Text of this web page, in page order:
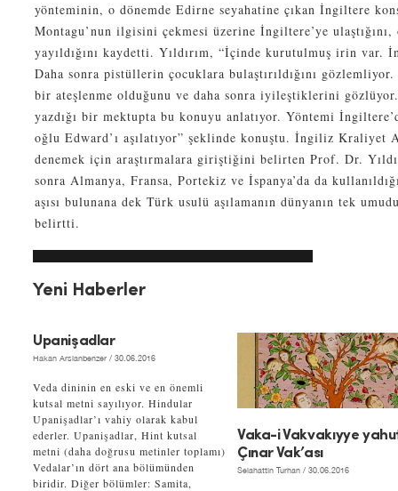
yönteminin, o dönemde Edirne seyahatine çıkan İngiltere
Montagu’nun ilgisini çekmesi üzerine İngiltere’ye ulaştığını,
yayıldığını kaydetti. Yıldırım, “İçinde kurutulmuş irin
Daha sonra pistüllerin çocuklara bulaştırıldığını
bir ateşlenme olduğunu ve daha sonra iyileştiklerini
yazdığı bir mektupta bu konuyu anlatıyor. Yöntemi
oğlu Edward’ı aşılatıyor” şeklinde konuştu. İngiliz Kraliyet
denemek için araştırmalara giriştiğini belirten Prof. Dr.
sonra Almanya, Fransa, Portekiz ve İspanya’da da
aşısı bulunana dek Türk usulü aşılamanın dünyanın tek
belirtti.
Yeni Haberler
Upanişadlar
Hakan Arslanbenzer / 30.06.2016
Veda dininin en eski ve en önemli
kutsal metni sayılıyor. Hindular
Upanişadlar’ı vahiy olarak kabul
ederler. Upanişadlar, Hint kutsal
metni (daha doğrusu metinler toplamı)
Vedalar’ın dört ana bölümünden
biridir. Diğer bölümler: Samita,
Vaka-i Vakvakıyye
Çınar Vak’ası
Selahattin Turhan / 30.06.2016